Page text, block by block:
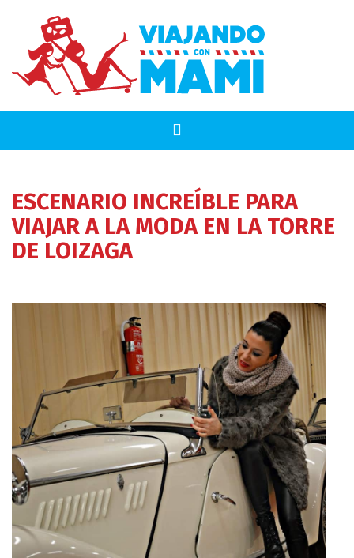
ESCENARIO INCREÍBLE PARA
VIAJAR A LA MODA EN LA TORRE
DE LOIZAGA